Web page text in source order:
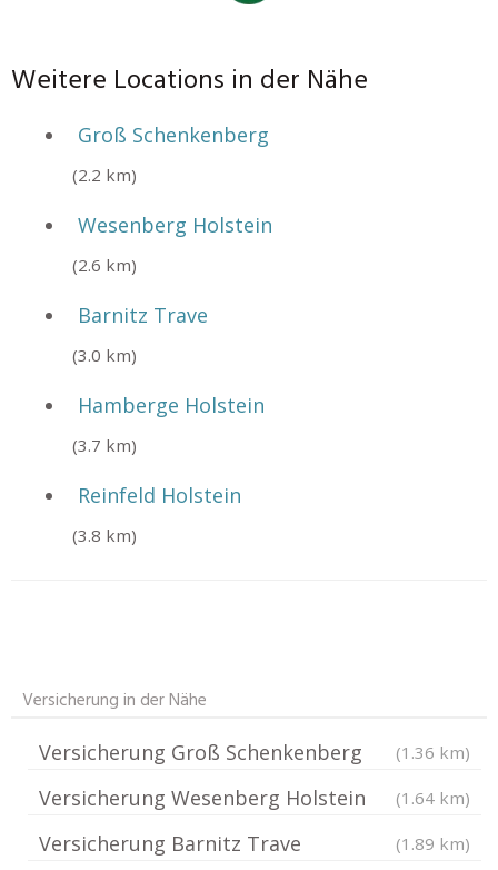
Weitere Locations in der Nähe
Groß Schenkenberg
(2.2 km)
Wesenberg Holstein
(2.6 km)
Barnitz Trave
(3.0 km)
Hamberge Holstein
(3.7 km)
Reinfeld Holstein
(3.8 km)
Versicherung in der Nähe
Versicherung Groß Schenkenberg (1.36 km)
Versicherung Wesenberg Holstein (1.64 km)
Versicherung Barnitz Trave (1.89 km)